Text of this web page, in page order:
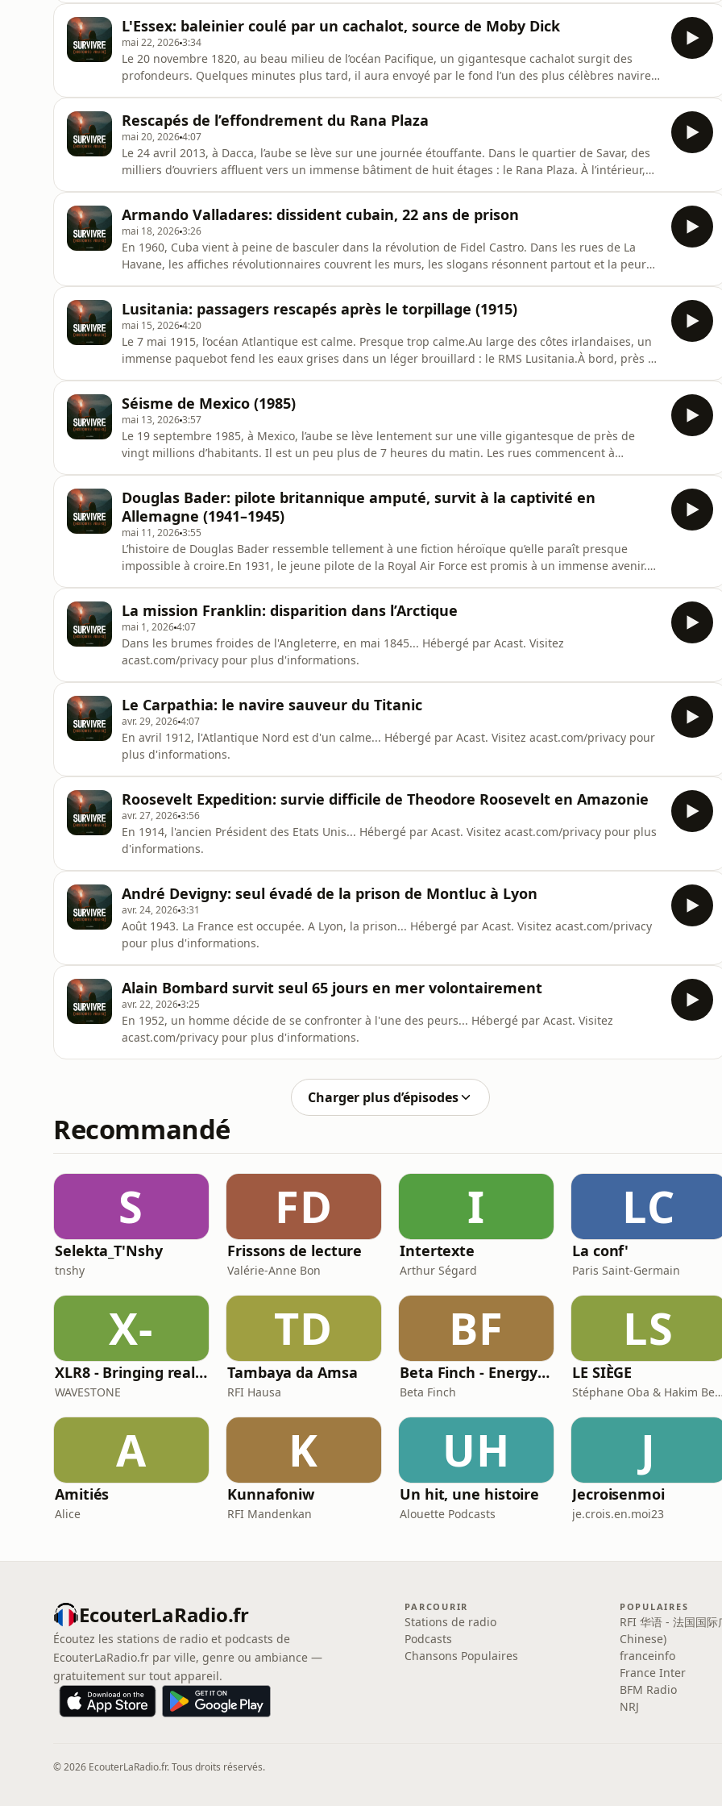
L'Essex: baleinier coulé par un cachalot, source de Moby Dick
mai 22, 20263:34
Le 20 novembre 1820, au beau milieu de l’océan Pacifique, un gigantesque cachalot surgit des
profondeurs. Quelques minutes plus tard, il aura envoyé par le fond l’un des plus célèbres navires
baleine
Rescapés de l’effondrement du Rana Plaza
mai 20, 20264:07
Le 24 avril 2013, à Dacca, l’aube se lève sur une journée étouffante. Dans le quartier de Savar, des
milliers d’ouvriers affluent vers un immense bâtiment de huit étages : le Rana Plaza. À l’intérieur,
murs. Des e
Armando Valladares: dissident cubain, 22 ans de prison
mai 18, 20263:26
En 1960, Cuba vient à peine de basculer dans la révolution de Fidel Castro. Dans les rues de La
Havane, les affiches révolutionnaires couvrent les murs, les slogans résonnent partout et la peur
gouvernemental. Un jour,
Lusitania: passagers rescapés après le torpillage (1915)
mai 15, 20264:20
Le 7 mai 1915, l’océan Atlantique est calme. Presque trop calme.Au large des côtes irlandaises, un
immense paquebot fend les eaux grises dans un léger brouillard : le RMS Lusitania.À bord, près de
leurs manteaux
Séisme de Mexico (1985)
mai 13, 20263:57
Le 19 septembre 1985, à Mexico, l’aube se lève lentement sur une ville gigantesque de près de
vingt millions d’habitants. Il est un peu plus de 7 heures du matin. Les rues commencent à
catastrophes de l’histoire moderne
Douglas Bader: pilote britannique amputé, survit à la captivité en
Allemagne (1941–1945)
mai 11, 20263:55
L’histoire de Douglas Bader ressemble tellement à une fiction héroïque qu’elle paraît presque
impossible à croire.En 1931, le jeune pilote de la Royal Air Force est promis à un immense avenir.
altitude.L’appareil
La mission Franklin: disparition dans l’Arctique
mai 1, 20264:07
Dans les brumes froides de l'Angleterre, en mai 1845... Hébergé par Acast. Visitez
acast.com/privacy pour plus d'informations.
Le Carpathia: le navire sauveur du Titanic
avr. 29, 20264:07
En avril 1912, l'Atlantique Nord est d'un calme... Hébergé par Acast. Visitez acast.com/privacy pour
plus d'informations.
Roosevelt Expedition: survie difficile de Theodore Roosevelt en Amazonie
avr. 27, 20263:56
En 1914, l'ancien Président des Etats Unis... Hébergé par Acast. Visitez acast.com/privacy pour plus
d'informations.
André Devigny: seul évadé de la prison de Montluc à Lyon
avr. 24, 20263:31
Août 1943. La France est occupée. A Lyon, la prison... Hébergé par Acast. Visitez acast.com/privacy
pour plus d'informations.
Alain Bombard survit seul 65 jours en mer volontairement
avr. 22, 20263:25
En 1952, un homme décide de se confronter à l'une des peurs... Hébergé par Acast. Visitez
acast.com/privacy pour plus d'informations.
Charger plus d’épisodes
Recommandé
S
Selekta_T'Nshy
tnshy
FD
Frissons de lecture
Valérie-Anne Bon
I
Intertexte
Arthur Ségard
LC
La conf'
Paris Saint-Germain
X-
XLR8 - Bringing real-w orld learnings and experiences in Life Sciences
WAVESTONE
TD
Tambaya da Amsa
RFI Hausa
BF
Beta Finch - Energy & Utilities - FR
Beta Finch
LS
LE SIÈGE
Stéphane Oba & Hakim Benbadra
A
Amitiés
Alice
K
Kunnafoniw
RFI Mandenkan
UH
Un hit, une histoire
Alouette Podcasts
J
Jecroisenmoi
je.crois.en.moi23
EcouterLaRadio.fr
Écoutez les stations de radio et podcasts de
EcouterLaRadio.fr par ville, genre ou ambiance —
gratuitement sur tout appareil.
PARCOURIR
Stations de radio
Podcasts
Chansons Populaires
POPULAIRES
RFI 华语 - 法国国际
Chinese)
franceinfo
France Inter
BFM Radio
NRJ
© 2026 EcouterLaRadio.fr. Tous droits réservés.